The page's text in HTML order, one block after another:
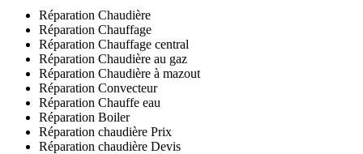
Réparation Chaudière
Réparation Chauffage
Réparation Chauffage central
Réparation Chaudière au gaz
Réparation Chaudière à mazout
Réparation Convecteur
Réparation Chauffe eau
Réparation Boiler
Réparation chaudière Prix
Réparation chaudière Devis